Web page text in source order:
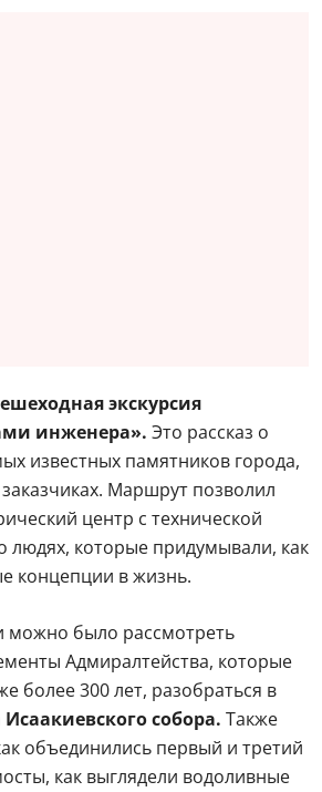
экскурсия
инженера». Это рассказ о
известных памятников города,
Маршрут позволил
центр с технической
людях, которые придумывали, как
концепции в жизнь.
можно было рассмотреть
Адмиралтейства, которые
более 300 лет, разобраться в
Исаакиевского собора. Также
объединились первый и третий
как выглядели водоливные